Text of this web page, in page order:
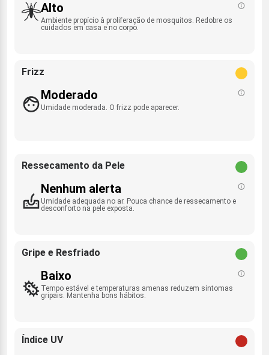
Alto
Ambiente propício à proliferação de mosquitos. Redobre os
cuidados em casa e no corpo.
Frizz
Moderado
Umidade moderada. O frizz pode aparecer.
Ressecamento da Pele
Nenhum alerta
Umidade adequada no ar. Pouca chance de ressecamento e
desconforto na pele exposta.
Gripe e Resfriado
Baixo
Tempo estável e temperaturas amenas reduzem sintomas
gripais. Mantenha bons hábitos.
Índice UV